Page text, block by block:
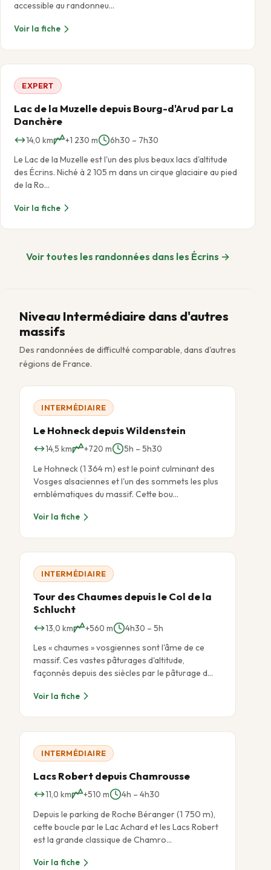
accessible au randonneu…
Voir la fiche
EXPERT
Lac de la Muzelle depuis Bourg-d'Arud par La
Danchère
14,0 km +1 230 m
6h30 – 7h30
Le Lac de la Muzelle est l'un des plus beaux lacs d'altitude
des Écrins. Niché à 2 105 m dans un cirque glaciaire au pied
de la Ro…
Voir la fiche
Voir toutes les randonnées dans les Écrins →
Niveau Intermédiaire dans d'autres
massifs
Des randonnées de difficulté comparable, dans d'autres
régions de France.
INTERMÉDIAIRE
Le Hohneck depuis Wildenstein
14,5 km +720 m
5h – 5h30
Le Hohneck (1 364 m) est le point culminant des
Vosges alsaciennes et l'un des sommets les plus
emblématiques du massif. Cette bou…
Voir la fiche
INTERMÉDIAIRE
Tour des Chaumes depuis le Col de la
Schlucht
13,0 km +560 m
4h30 – 5h
Les « chaumes » vosgiennes sont l'âme de ce
massif. Ces vastes pâturages d'altitude,
façonnés depuis des siècles par le pâturage d…
Voir la fiche
INTERMÉDIAIRE
Lacs Robert depuis Chamrousse
11,0 km +510 m
4h – 4h30
Depuis le parking de Roche Béranger (1 750 m),
cette boucle par le Lac Achard et les Lacs Robert
est la grande classique de Chamro…
Voir la fiche